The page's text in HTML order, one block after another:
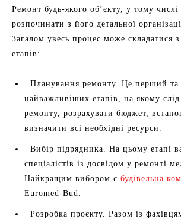
Ремонт будь-якого об’єкту, у тому
розпочинати з його детальної
Загалом увесь процес може складатися
етапів:
Планування ремонту. Це перший та
найважливіших етапів, на якому
ремонту, розрахувати бюджет,
визначити всі необхідні ресурси.
Вибір підрядника. На цьому етапі
спеціалістів із досвідом у ремонті
Найкращим вибором є будівельна
Euromed-Bud.
Розробка проєкту. Разом із